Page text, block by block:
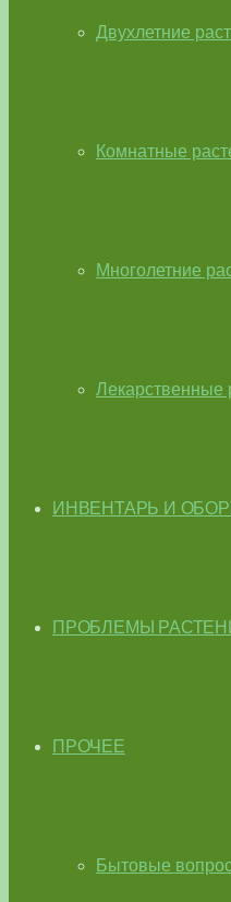
Двухлетние
Комнатные
Многолетние
Лекарственные
ИНВЕНТАРЬ И
ПРОБЛЕМЫ
ПРОЧЕЕ
Бытовые